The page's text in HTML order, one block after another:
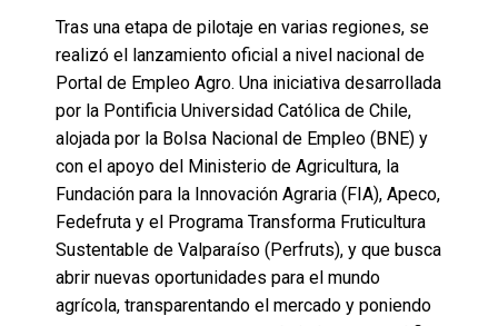
Tras una etapa de pilotaje en varias regiones, se
realizó el lanzamiento oficial a nivel nacional de
Portal de Empleo Agro. Una iniciativa desarrollada
por la Pontificia Universidad Católica de Chile,
alojada por la Bolsa Nacional de Empleo (BNE) y
con el apoyo del Ministerio de Agricultura, la
Fundación para la Innovación Agraria (FIA), Apeco,
Fedefruta y el Programa Transforma Fruticultura
Sustentable de Valparaíso (Perfruts), y que busca
abrir nuevas oportunidades para el mundo
agrícola, transparentando el mercado y poniendo